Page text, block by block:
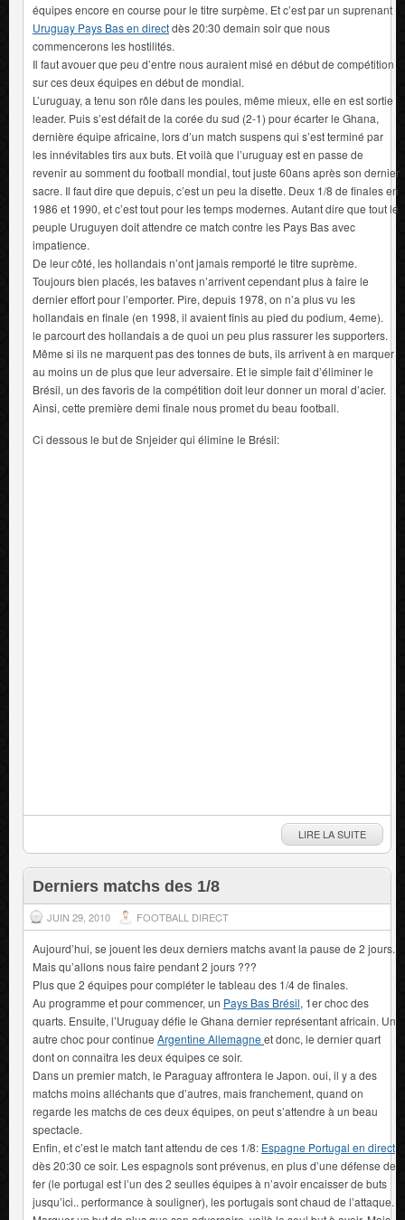
équipes encore en course pour le titre surpème. Et c’est par un suprenant
Uruguay Pays Bas en directdès 20:30 demain soir que nous
commencerons les hostilités.
Il faut avouer que peu d’entre nous auraient misé en début de compétition
sur ces deux équipes en début de mondial.
L’uruguay, a tenu son rôle dans les poules, même mieux, elle en est sortie
leader. Puis s’est défait de la corée du sud (2-1) pour écarter le Ghana,
dernière équipe africaine, lors d’un match suspens qui s’est terminé par
les innévitables tirs aux buts. Et voilà que l’uruguay est en passe de
revenir au somment du football mondial, tout juste 60ans après son dernier
sacre. Il faut dire que depuis, c’est un peu la disette. Deux 1/8 de finales en
1986 et 1990, et c’est tout pour les temps modernes. Autant dire que tout le
peuple Uruguyen doit attendre ce match contre les Pays Bas avec
impatience.
De leur côté, les hollandais n’ont jamais remporté le titre suprème.
Toujours bien placés, les bataves n’arrivent cependant plus à faire le
dernier effort pour l’emporter. Pire, depuis 1978, on n’a plus vu les
hollandais en finale (en 1998, il avaient finis au pied du podium, 4eme).
le parcourt des hollandais a de quoi un peu plus rassurer les supporters.
Même si ils ne marquent pas des tonnes de buts, ils arrivent à en marquer
au moins un de plus que leur adversaire. Et le simple fait d’éliminer le
Brésil, un des favoris de la compétition doit leur donner un moral d’acier.
Ainsi, cette première demi finale nous promet du beau football.
Ci dessous le but de Snjeider qui élimine le Brésil:
LIRE LA SUITE
Derniers matchs des 1/8
JUIN 29, 2010 FOOTBALL DIRECT
Aujourd’hui, se jouent les deux derniers matchs avant la pause de 2 jours.
Mais qu’allons nous faire pendant 2 jours ???
Plus que 2 équipes pour compléter le tableau des 1/4 de finales.
Au programme et pour commencer, un Pays Bas Brésil, 1er choc des
quarts. Ensuite, l’Uruguay défie le Ghana dernier représentant africain. Un
autre choc pour continue Argentine Allemagne et donc, le dernier quart
dont on connaîtra les deux équipes ce soir.
Dans un premier match, le Paraguay affrontera le Japon. oui, il y a des
matchs moins alléchants que d’autres, mais franchement, quand on
regarde les matchs de ces deux équipes, on peut s’attendre à un beau
spectacle.
Enfin, et c’est le match tant attendu de ces 1/8: Espagne Portugal en direct
dès 20:30 ce soir. Les espagnols sont prévenus, en plus d’une défense de
fer (le portugal est l’un des 2 seulles équipes à n’avoir encaisser de buts
jusqu’ici.. performance à souligner), les portugais sont chaud de l’attaque.